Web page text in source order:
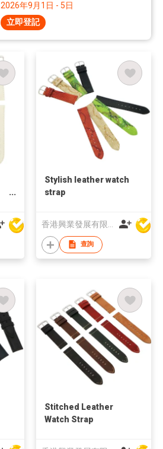
2026年9月1日 - 5日
立即登記
Stylish leather watch
strap
查詢
Stitched Leather
Watch Strap